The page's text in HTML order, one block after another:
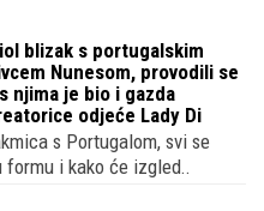
blizak s portugalskim
Nunesom, provodili se
njima je bio i gazda
odjeće Lady Di
s Portugalom, svi se
i kako će izgled..